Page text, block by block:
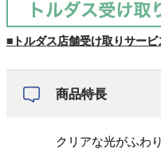
■トルダス店舗受け取りサー
商品特長
クリアな光がふわ